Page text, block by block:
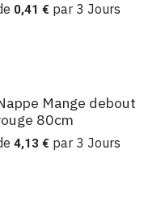
0,41 € par 3 Jours
Location Mange debout
80cm
4,13 € par 3 Jours